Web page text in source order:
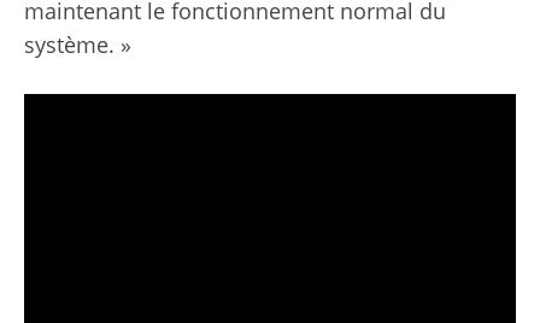
maintenant le fonctionnement normal du
système. »